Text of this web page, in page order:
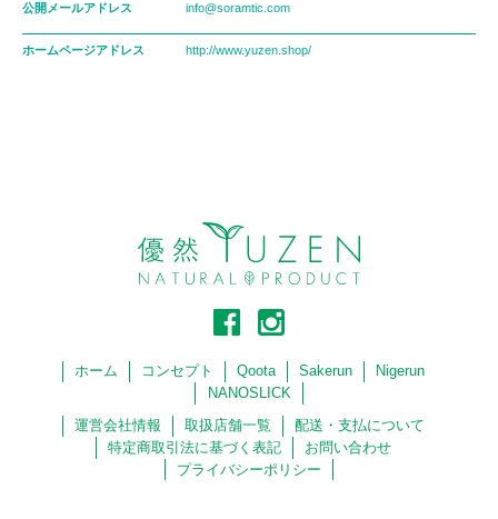
公開メールアドレス info@soramtic.com
ホームページアドレス http://www.yuzen.shop/
ホーム コンセプト Qoota Sakerun
Nigerun
NANOSLICK
運営会社情報 取扱店舗一覧
配送・支払について
特定商取引法に基づく表記
お問い合わせ
プライバシーポリシー